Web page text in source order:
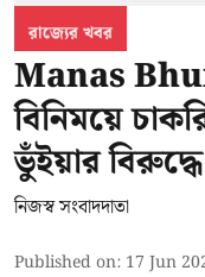
রাজ্যের খবর
Manas
বিনিময়ে
ভুঁইয়ার
নিজস্ব সংবাদদাতা
Published on: 17 Jun